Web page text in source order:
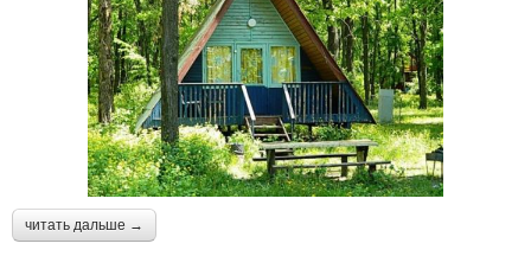
читать дальше →